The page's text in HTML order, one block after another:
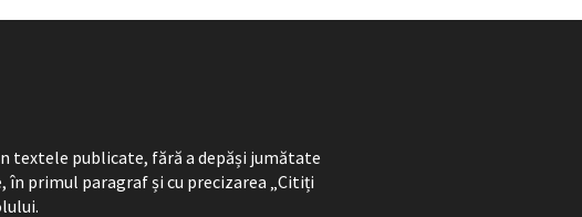
textele publicate, fără a depăși jumătate
primul paragraf și cu precizarea „Citiți